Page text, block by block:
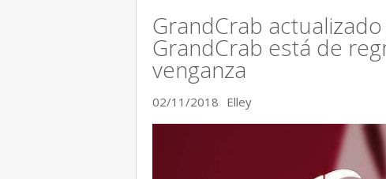
GrandCrab
GrandCrab está de
venganza
02/11/2018 Elley